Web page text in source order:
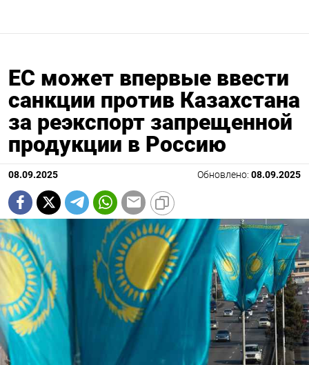
ЕС может впервые ввести
санкции против Казахстана
за реэкспорт запрещенной
продукции в Россию
08.09.2025 Обновлено: 08.09.2025